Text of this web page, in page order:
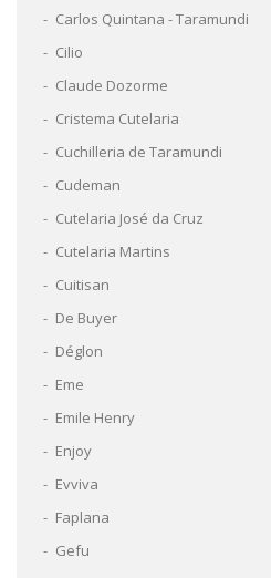
Carlos Quintana - Taramundi
Cilio
Claude Dozorme
Cristema Cutelaria
Cuchilleria de Taramundi
Cudeman
Cutelaria José da Cruz
Cutelaria Martins
Cuitisan
De Buyer
Déglon
Eme
Emile Henry
Enjoy
Evviva
Faplana
Gefu